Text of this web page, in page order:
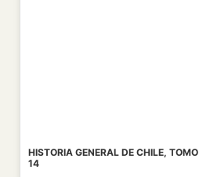
HISTORIA GENERAL DE CHILE, TOMO
14